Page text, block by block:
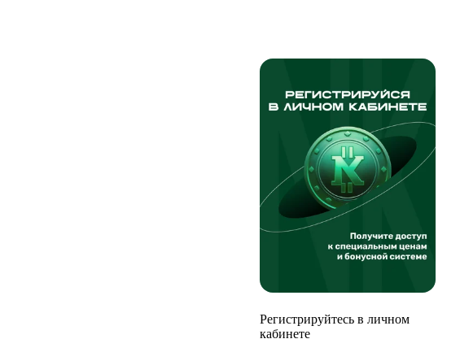
Регистрируйтесь в личном
кабинете